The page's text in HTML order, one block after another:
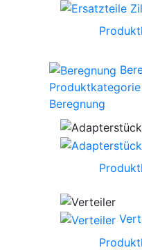
Beregnung